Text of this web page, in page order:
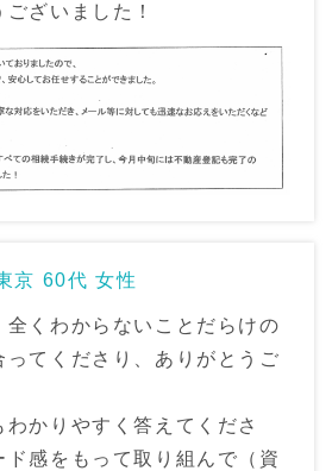
ざいました！
京 60代 女性
全くわからないことだらけの
ってくださり、ありがとうご
かりやすく答えてくださ
ド感をもって取り組んで（資